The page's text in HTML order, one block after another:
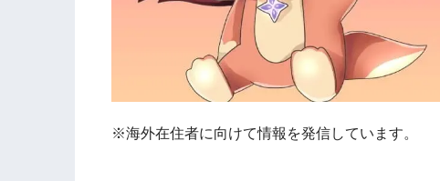
※海外在住者に向けて情報を発信しています。